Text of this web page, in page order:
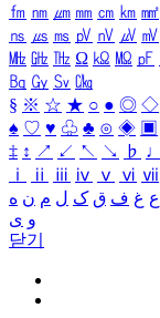
㎙ ㎚ ㎛ ㎜ ㎝ ㎞ ㎟
㎱ ㎲ ㎳ ㎴ ㎵ ㎶ ㎷
㎒ ㎓ ㎔ Ω ㏀ ㏁ ㎊
㏃ ㏉ ㏜ ㏆
§ ※ ☆ ★ ○ ● ◎ ◇
♠ ♡ ♥ ♧ ♣ ⊙ ◈ ▣
‡ ↕ ↗ ↙ ↖ ↘ ♭ ♩
ⅰ
ⅱ ⅲ ⅳ ⅴ ⅵ ⅶ
ع غ ف ق ک ل م ن ه
و ی
닫기